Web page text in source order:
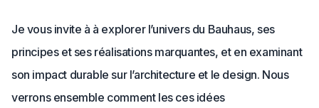
Je vous invite à à explorer l’univers du Bauhaus, ses
principes et ses réalisations marquantes, et en examinant
son impact durable sur l’architecture et le design. Nous
verrons ensemble comment les ces idées